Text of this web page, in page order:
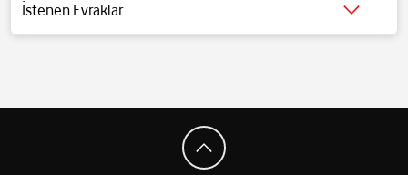
İstenen Evraklar
Detaylı bilgi içintıklayınız.